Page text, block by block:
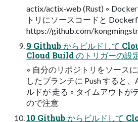
actix/actix-web (Rust) ◦
トリにソースコードと
https://github.com/
9 Github からビルドして
Cloud Build のトリガーの設
◦ 自分のリポジトリをソース
したブランチに Push すると
ルドが 走る ◦ タイムアウトが
ので注意
10 Github からビルドして